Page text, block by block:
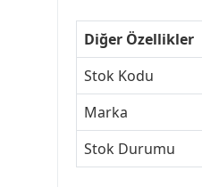
Diğer Özellikler
Stok Kodu
Marka
Stok Durumu